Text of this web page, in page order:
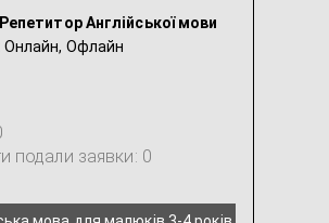
Репетитор Англійської мови
Онлайн, Офлайн
подали заявки: 0